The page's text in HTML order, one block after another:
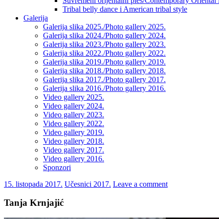
Tribal belly dance i American tribal style
Galerija
Galerija slika 2025./Photo gallery 2025.
Galerija slika 2024./Photo gallery 2024.
Galerija slika 2023./Photo gallery 2023.
Galerija slika 2022./Photo gallery 2022.
Galerija slika 2019./Photo gallery 2019.
Galerija slika 2018./Photo gallery 2018.
Galerija slika 2017./Photo gallery 2017.
Galerija slika 2016./Photo gallery 2016.
Video gallery 2025.
Video gallery 2024.
Video gallery 2023.
Video gallery 2022.
Video gallery 2019.
Video gallery 2018.
Video gallery 2017.
Video gallery 2016.
Sponzori
15. listopada 2017. Učesnici 2017. Leave a comment
Tanja Krnjajić